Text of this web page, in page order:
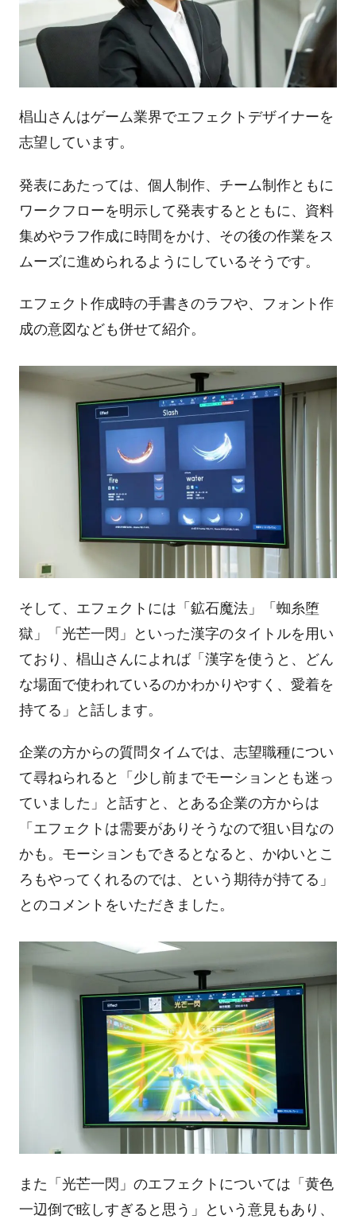
椙山さんはゲーム業界でエフェクトデザイナーを
志望しています。
発表にあたっては、個人制作、チーム制作ともに
ワークフローを明示して発表するとともに、資料
集めやラフ作成に時間をかけ、その後の作業をス
ムーズに進められるようにしているそうです。
エフェクト作成時の手書きのラフや、フォント作
成の意図なども併せて紹介。
そして、エフェクトには「鉱石魔法」「蜘糸堕
獄」「光芒一閃」といった漢字のタイトルを用い
ており、椙山さんによれば「漢字を使うと、どん
な場面で使われているのかわかりやすく、愛着を
持てる」と話します。
企業の方からの質問タイムでは、志望職種につい
て尋ねられると「少し前までモーションとも迷っ
ていました」と話すと、とある企業の方からは
「エフェクトは需要がありそうなので狙い目なの
かも。モーションもできるとなると、かゆいとこ
ろもやってくれるのでは、という期待が持てる」
とのコメントをいただきました。
また「光芒一閃」のエフェクトについては「黄色
一辺倒で眩しすぎると思う」という意見もあり、